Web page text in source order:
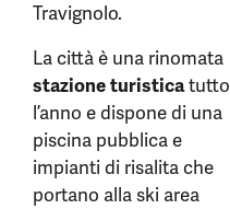
Travignolo.
La città è una rinomata
stazione turisticatutto
l’anno e dispone di una
piscina pubblica e
impianti di risalita che
portano alla ski area